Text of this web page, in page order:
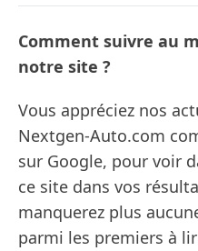
Comment suivre au
notre site ?
Vous appréciez nos
Nextgen-Auto.com
sur Google, pour voir
ce site dans vos
manquerez plus
parmi les premiers à